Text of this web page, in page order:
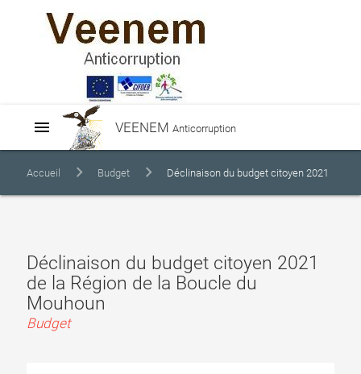
VEENEMAnticorruption
menu
Accueil Budget Déclinaison du budget citoyen 2021
Déclinaison du budget citoyen 2021
de la Région de la Boucle du
Mouhoun
Budget